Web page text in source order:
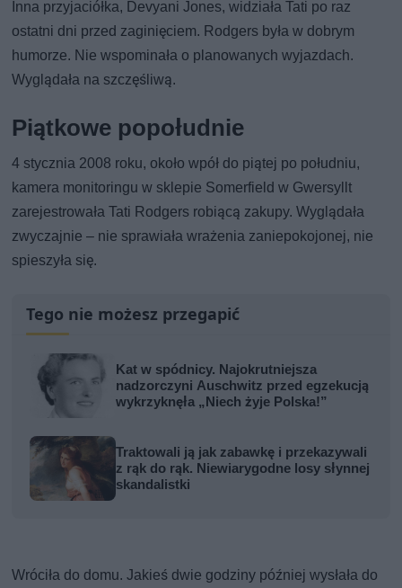
Inna przyjaciółka, Devyani Jones, widziała Tati po raz
ostatni dni przed zaginięciem. Rodgers była w dobrym
humorze. Nie wspominała o planowanych wyjazdach.
Wyglądała na szczęśliwą.
Piątkowe popołudnie
4 stycznia 2008 roku, około wpół do piątej po południu,
kamera monitoringu w sklepie Somerfield w Gwersyllt
zarejestrowała Tati Rodgers robiącą zakupy. Wyglądała
zwyczajnie – nie sprawiała wrażenia zaniepokojonej, nie
spieszyła się.
Tego nie możesz przegapić
Kat w spódnicy. Najokrutniejsza
nadzorczyni Auschwitz przed egzekucją
wykrzyknęła „Niech żyje Polska!”
Traktowali ją jak zabawkę i przekazywali
z rąk do rąk. Niewiarygodne losy słynnej
skandalistki
Wróciła do domu. Jakieś dwie godziny później wysłała do